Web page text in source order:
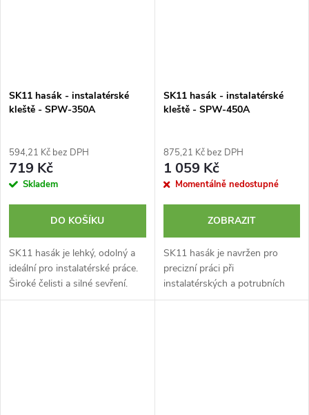
SK11 hasák - instalatérské
kleště - SPW-350A
594,21 Kč bez DPH
719 Kč
Skladem
DO KOŠÍKU
SK11 hasák je lehký, odolný a
ideální pro instalatérské práce.
Široké čelisti a silné sevření.
SK11 hasák - instalatérské
kleště - SPW-450A
875,21 Kč bez DPH
1 059 Kč
Momentálně nedostupné
ZOBRAZIT
SK11 hasák je navržen pro
precizní práci při
instalatérských a potrubních
úkonech. Je lehký, odolný a